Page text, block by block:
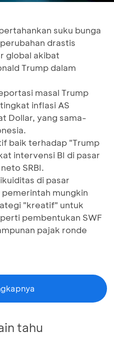
suku bunga
drastis
global akibat
Trump dalam
masal Trump
inflasi AS
Dollar, yang sama-
baik terhadap "Trump
intervensi BI di pasar
SRBI.
di pasar
mungkin
"kreatif" untuk
pembentukan SWF
pajak ronde
tahu